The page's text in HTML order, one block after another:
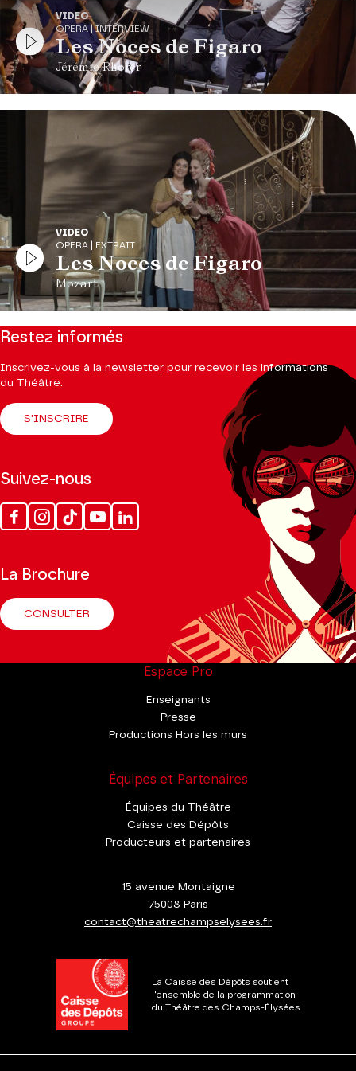
VIDEO
OPERA | INTERVIEW
Les Noces de Figaro
Jérémie Rhorer
VIDEO
OPERA | EXTRAIT
Les Noces de Figaro
Mozart
Restez informés
Inscrivez-vous à la newsletter pour recevoir les informations
du Théâtre.
S'INSCRIRE
Suivez-nous
FacebookInstagram
Tik
Tok
YoutubeLinkedin
La Brochure
CONSULTER
Espace Pro
Enseignants
Presse
Productions Hors les murs
Équipes et Partenaires
Équipes du Théâtre
Caisse des Dépôts
Producteurs et partenaires
15 avenue Montaigne
75008 Paris
contact@theatrechampselysees.fr
La Caisse des Dépôts soutient
l'ensemble de la programmation
du Théâtre des Champs-Élysées